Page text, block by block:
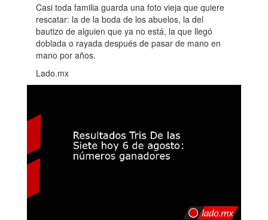
Casi toda familia guarda una foto vieja que quiere
rescatar: la de la boda de los abuelos, la del
bautizo de alguien que ya no está, la que llegó
doblada o rayada después de pasar de mano en
mano por años.
Lado.mx